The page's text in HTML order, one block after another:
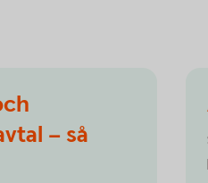
– så